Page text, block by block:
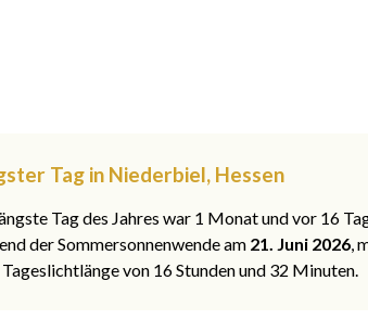
Tag in Niederbiel, Hessen
Tag des Jahres war 1 Monat und vor 16
der Sommersonnenwende am 21. Juni 2026,
von 16 Stunden und 32 Minuten.